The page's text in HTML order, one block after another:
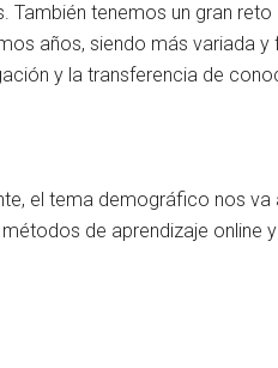
tenemos un gran reto
años, siendo más variada y
y la transferencia de
el tema demográfico nos va
de aprendizaje online